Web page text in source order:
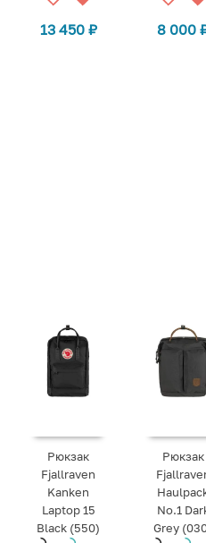
13 450 ₽ 8 000
Рюкзак
Fjallraven
Kanken
Laptop 15
Black (550)
Рюкзак
No.1
Grey